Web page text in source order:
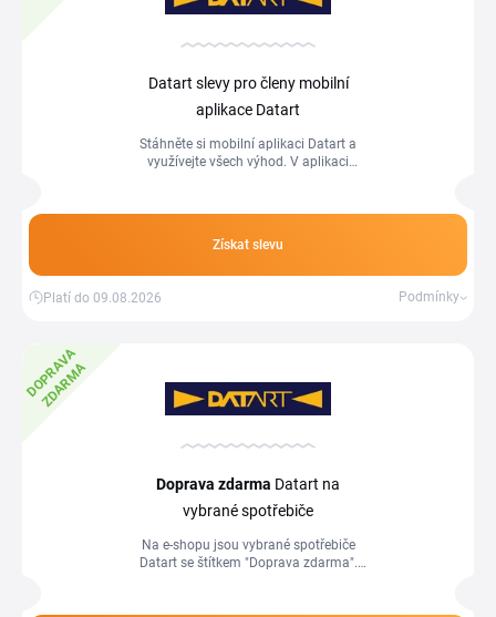
Datart slevy pro členy mobilní
aplikace Datart
Stáhněte si mobilní aplikaci Datart a
využívejte všech výhod. V aplikaci
Získat slevu
Platí do 09.08.2026 Podmínky
D
O
P
R
A
V
A
Z
D
A
R
M
A
Doprava zdarma Datart na
vybrané spotřebiče
Na e-shopu jsou vybrané spotřebiče
Datart se štítkem "Doprava zdarma".